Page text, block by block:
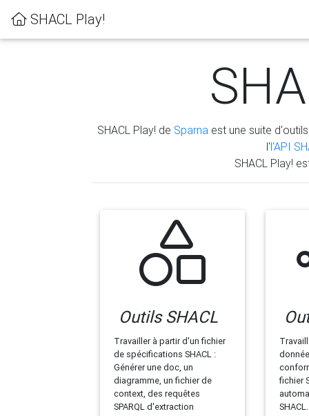
SHACL Play!
SHACL Play! de Sparna est une suite
l'l'API
SHACL Play!
Outils SHACL
Travailler à partir d'un fichier
de spécifications SHACL :
Générer une doc, un
diagramme, un fichier de
context, des requêtes
SPARQL d'extraction
fichier
SHACL.